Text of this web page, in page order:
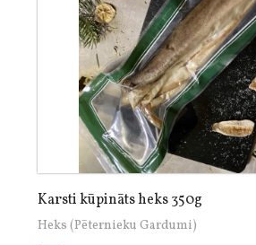
Karsti kūpināts heks 350g
Heks (Pēternieku Gardumi)